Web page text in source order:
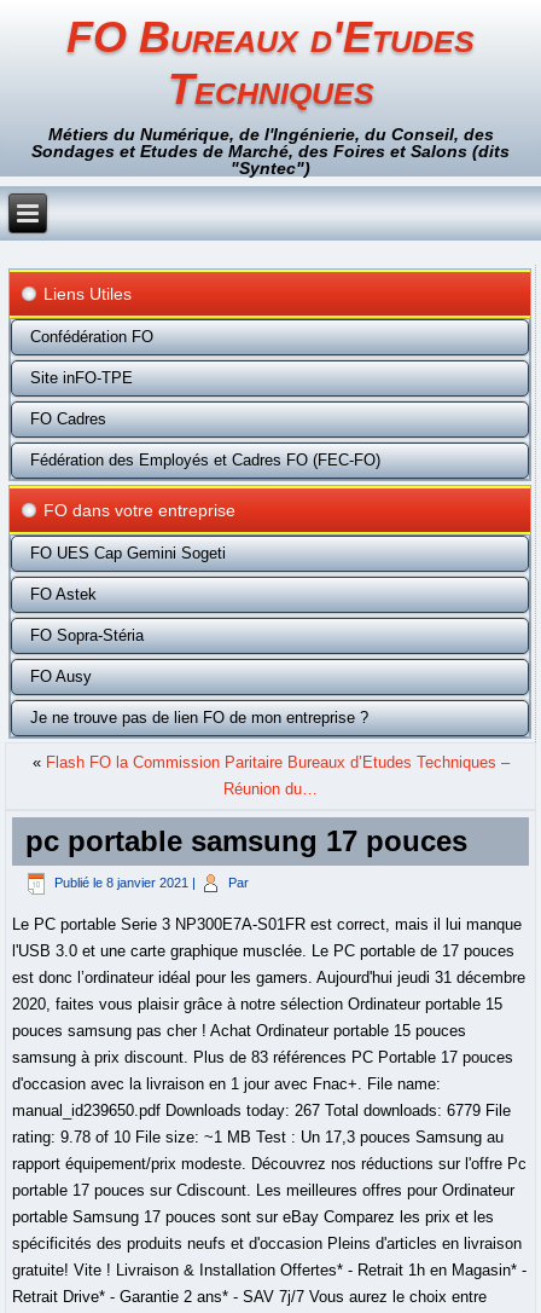
FO Bureaux d'Etudes
Techniques
Métiers du Numérique, de l'Ingénierie, du Conseil, des
Sondages et Etudes de Marché, des Foires et Salons (dits
"Syntec")
Liens Utiles
Confédération FO
Site inFO-TPE
FO Cadres
Fédération des Employés et Cadres FO (FEC-FO)
FO dans votre entreprise
FO UES Cap Gemini Sogeti
FO Astek
FO Sopra-Stéria
FO Ausy
Je ne trouve pas de lien FO de mon entreprise ?
« Flash FO la Commission Paritaire Bureaux d’Etudes Techniques –
Réunion du…
pc portable samsung 17 pouces
Publié le 8 janvier 2021 Par
Le PC portable Serie 3 NP300E7A-S01FR est correct, mais il lui manque
l'USB 3.0 et une carte graphique musclée. Le PC portable de 17 pouces
est donc l’ordinateur idéal pour les gamers. Aujourd'hui jeudi 31 décembre
2020, faites vous plaisir grâce à notre sélection Ordinateur portable 15
pouces samsung pas cher ! Achat Ordinateur portable 15 pouces
samsung à prix discount. Plus de 83 références PC Portable 17 pouces
d'occasion avec la livraison en 1 jour avec Fnac+. File name:
manual_id239650.pdf Downloads today: 267 Total downloads: 6779 File
rating: 9.78 of 10 File size: ~1 MB Test : Un 17,3 pouces Samsung au
rapport équipement/prix modeste. Découvrez nos réductions sur l'offre Pc
portable 17 pouces sur Cdiscount. Les meilleures offres pour Ordinateur
portable Samsung 17 pouces sont sur eBay Comparez les prix et les
spécificités des produits neufs et d'occasion Pleins d'articles en livraison
gratuite! Vite ! Livraison & Installation Offertes* - Retrait 1h en Magasin* -
Retrait Drive* - Garantie 2 ans* - SAV 7j/7 Vous aurez le choix entre